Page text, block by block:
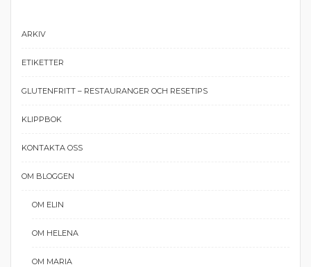
ARKIV
ETIKETTER
GLUTENFRITT – RESTAURANGER OCH RESETIPS
KLIPPBOK
KONTAKTA OSS
OM BLOGGEN
OM ELIN
OM HELENA
OM MARIA